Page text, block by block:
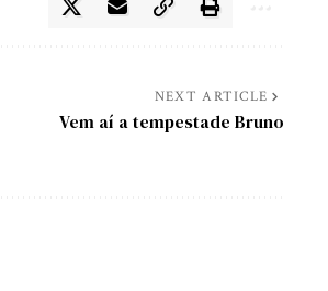
NEXT ARTICLE
Vem aí a tempestade Bruno